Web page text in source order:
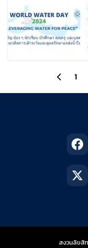
ไปยั
1
สงวนลิขสิ